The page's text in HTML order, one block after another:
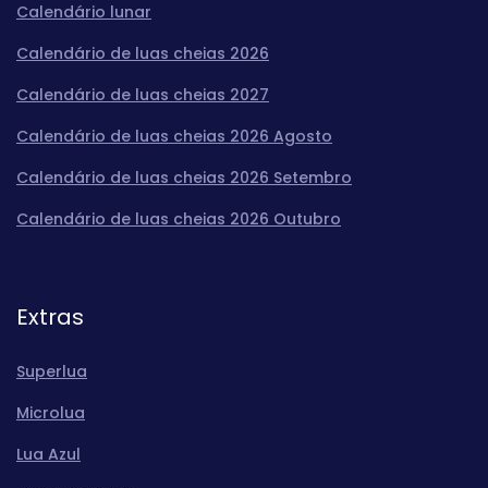
Calendário lunar
Calendário de luas cheias 2026
Calendário de luas cheias 2027
Calendário de luas cheias 2026 Agosto
Calendário de luas cheias 2026 Setembro
Calendário de luas cheias 2026 Outubro
Extras
Superlua
Microlua
Lua Azul